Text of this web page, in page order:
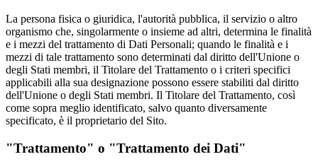
La persona fisica o giuridica, l'autorità pubblica, il servizio o altro
organismo che, singolarmente o insieme ad altri, determina le finalità
e i mezzi del trattamento di Dati Personali; quando le finalità e i
mezzi di tale trattamento sono determinati dal diritto dell'Unione o
degli Stati membri, il Titolare del Trattamento o i criteri specifici
applicabili alla sua designazione possono essere stabiliti dal diritto
dell'Unione o degli Stati membri. Il Titolare del Trattamento, così
come sopra meglio identificato, salvo quanto diversamente
specificato, è il proprietario del Sito.
"Trattamento" o "Trattamento dei Dati"